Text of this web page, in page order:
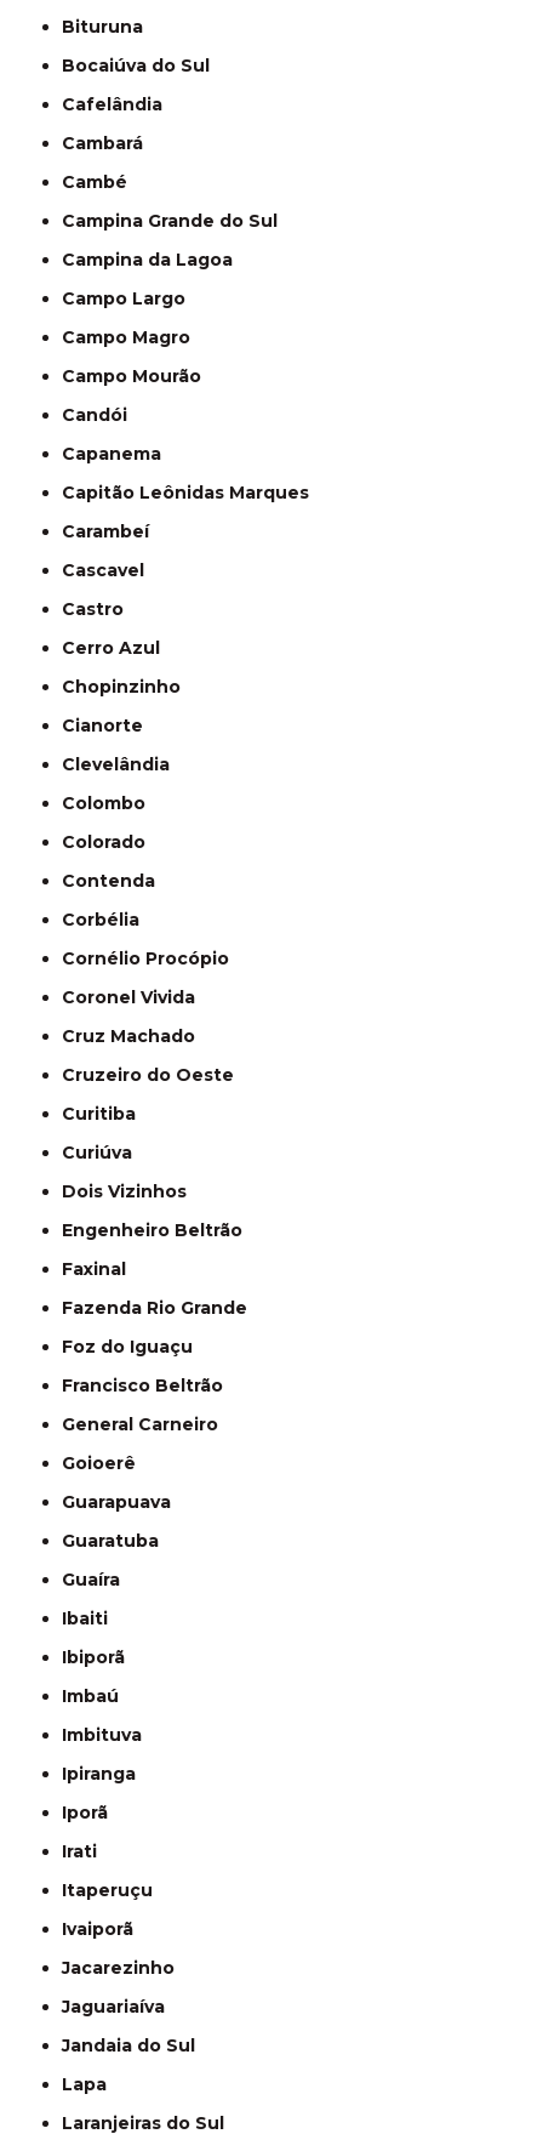
Bituruna
Bocaiúva do Sul
Cafelândia
Cambará
Cambé
Campina Grande do Sul
Campina da Lagoa
Campo Largo
Campo Magro
Campo Mourão
Candói
Capanema
Capitão Leônidas Marques
Carambeí
Cascavel
Castro
Cerro Azul
Chopinzinho
Cianorte
Clevelândia
Colombo
Colorado
Contenda
Corbélia
Cornélio Procópio
Coronel Vivida
Cruz Machado
Cruzeiro do Oeste
Curitiba
Curiúva
Dois Vizinhos
Engenheiro Beltrão
Faxinal
Fazenda Rio Grande
Foz do Iguaçu
Francisco Beltrão
General Carneiro
Goioerê
Guarapuava
Guaratuba
Guaíra
Ibaiti
Ibiporã
Imbaú
Imbituva
Ipiranga
Iporã
Irati
Itaperuçu
Ivaiporã
Jacarezinho
Jaguariaíva
Jandaia do Sul
Lapa
Laranjeiras do Sul